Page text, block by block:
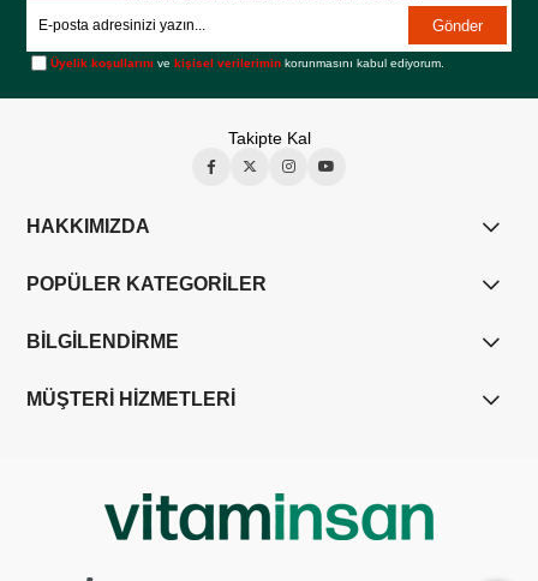
Gönder
Üyelik koşullarını vekişisel verilerimin korunmasını kabul ediyorum.
Takipte Kal
HAKKIMIZDA
POPÜLER KATEGORİLER
BİLGİLENDİRME
MÜŞTERİ HİZMETLERİ